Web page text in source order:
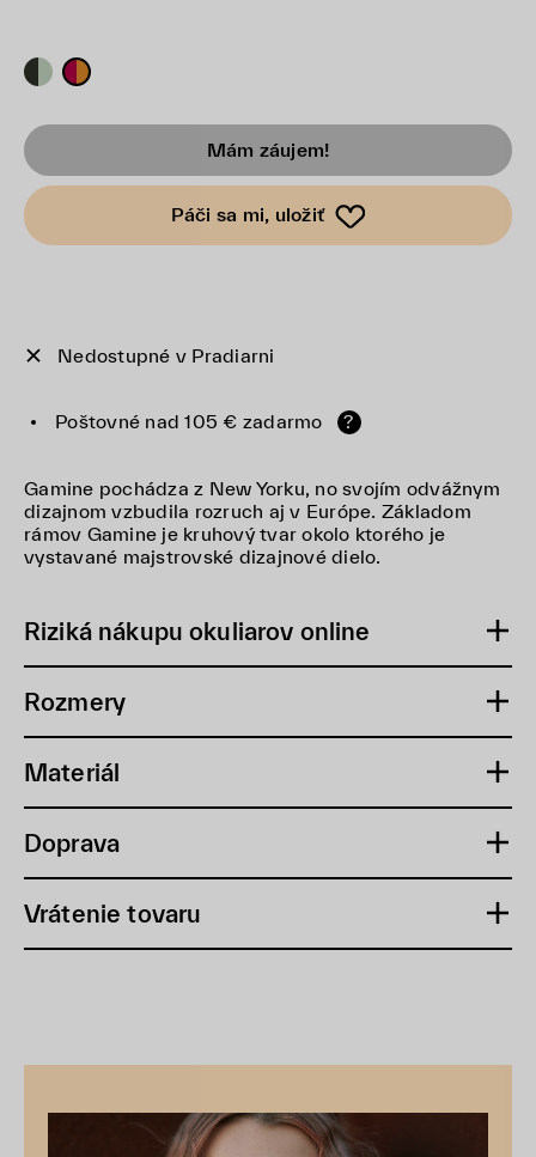
Mám záujem!
Páči sa mi, uložiť
Nedostupné v Pradiarni
Poštovné nad 105 € zadarmo ?
Gamine pochádza z New Yorku, no svojím odvážnym
dizajnom vzbudila rozruch aj v Európe. Základom
rámov Gamine je kruhový tvar okolo ktorého je
vystavané majstrovské dizajnové dielo.
Riziká nákupu okuliarov online
Rozmery
Materiál
Doprava
Vrátenie tovaru